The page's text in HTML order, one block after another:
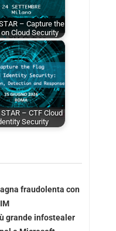
– Capture the
Cloud Security
STAR – CTF Cloud
Security
fraudolenta con
grande infostealer